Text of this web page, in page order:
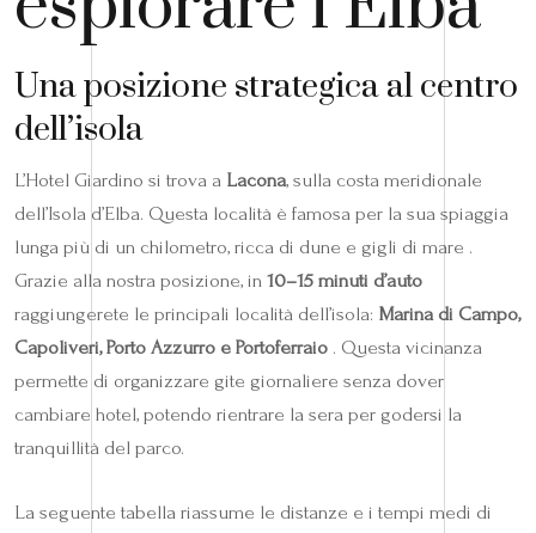
Una posizione strategica al centro
dell’isola
L’Hotel Giardino si trova a Lacona, sulla costa meridionale
dell’Isola d’Elba. Questa località è famosa per la sua spiaggia
lunga più di un chilometro, ricca di dune e gigli di mare .
Grazie alla nostra posizione, in 10–15 minuti d’auto
raggiungerete le principali località dell’isola: Marina di Campo,
Capoliveri, Porto Azzurro e Portoferraio . Questa vicinanza
permette di organizzare gite giornaliere senza dover
cambiare hotel, potendo rientrare la sera per godersi la
tranquillità del parco.
La seguente tabella riassume le distanze e i tempi medi di